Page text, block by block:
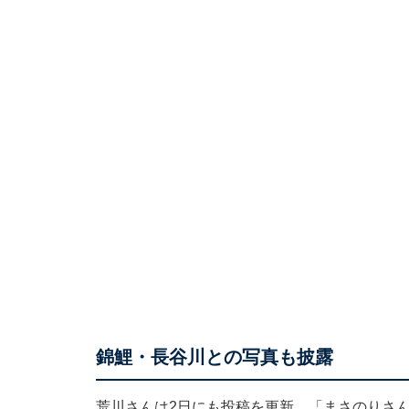
錦鯉・長谷川との写真も披露